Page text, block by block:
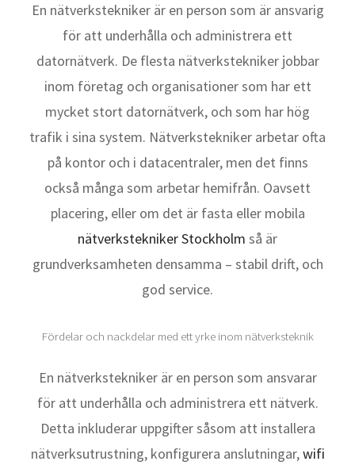
En nätverkstekniker är en person som är ansvarig
för att underhålla och administrera ett
datornätverk. De flesta nätverkstekniker jobbar
inom företag och organisationer som har ett
mycket stort datornätverk, och som har hög
trafik i sina system. Nätverkstekniker arbetar ofta
på kontor och i datacentraler, men det finns
också många som arbetar hemifrån. Oavsett
placering, eller om det är fasta eller mobila
nätverkstekniker Stockholm så är
grundverksamheten densamma – stabil drift, och
god service.
Fördelar och nackdelar med ett yrke inom nätverksteknik
En nätverkstekniker är en person som ansvarar
för att underhålla och administrera ett nätverk.
Detta inkluderar uppgifter såsom att installera
nätverksutrustning, konfigurera anslutningar,wifi